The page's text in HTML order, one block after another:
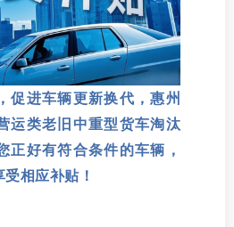
促进车辆更新换代，惠州
运类老旧中重型货车淘汰
正好有符合条件的车辆，
相应补贴！